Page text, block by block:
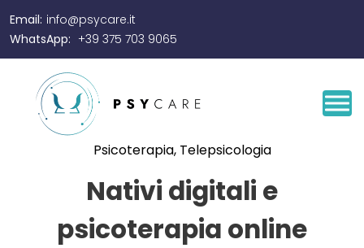
Email: info@psycare.it
WhatsApp: +39 375 703 9065
Psicoterapia, Telepsicologia
Nativi digitali e
psicoterapia online